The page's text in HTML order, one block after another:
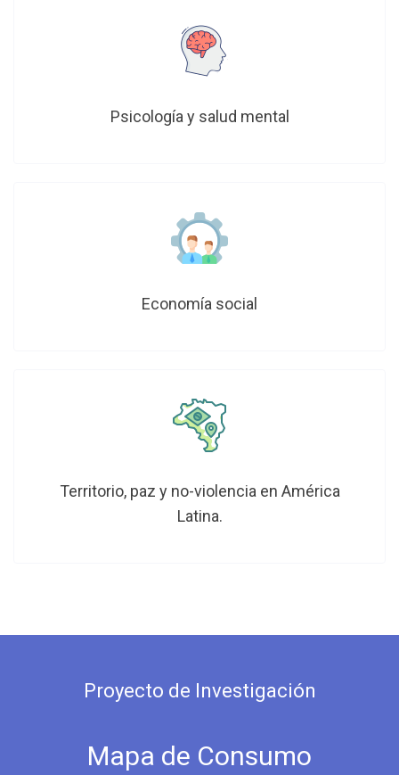
Psicología y salud mental
Economía social
Territorio, paz y no-violencia en América
Latina.
Proyecto de Investigación
Mapa de Consumo